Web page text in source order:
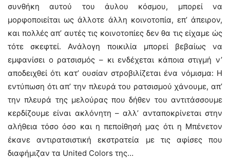
συνθήκη αυτού του άυλου κόσμου, μπορεί να
μορφοποιείται ως άλλοτε άλλη κοινοτοπία, επ’ άπειρον,
και πολλές απ’ αυτές τις κοινοτοπίες δεν θα τις είχαμε ώς
τότε σκεφτεί. Ανάλογη ποικιλία μπορεί βεβαίως να
εμφανίσει ο ρατσισμός – κι ενδέχεται κάποια στιγμή ν’
αποδειχθεί ότι κατ’ ουσίαν στροβιλίζεται ένα νόμισμα: Η
εντύπωση ότι απ’ την πλευρά του ρατσισμού χάνουμε, απ’
την πλευρά της μελούρας που δήθεν του αντιτάσσουμε
κερδίζουμε είναι ακλόνητη – αλλ’ ανταποκρίνεται στην
αλήθεια τόσο όσο και η πεποίθησή μας ότι η Μπένετον
έκανε αντιρατσιστική εκστρατεία με τις αφίσες που
διαφήμιζαν τα United Colors της…